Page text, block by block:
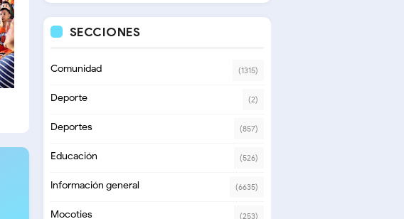
SECCIONES
Comunidad (1315)
Deporte (2)
Deportes (857)
Educación (526)
Información general (6635)
Mocoties (253)